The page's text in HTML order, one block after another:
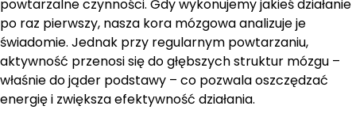
powtarzalne czynności. Gdy wykonujemy jakieś działanie
po raz pierwszy, nasza kora mózgowa analizuje je
świadomie. Jednak przy regularnym powtarzaniu,
aktywność przenosi się do głębszych struktur mózgu –
właśnie do jąder podstawy – co pozwala oszczędzać
energię i zwiększa efektywność działania.